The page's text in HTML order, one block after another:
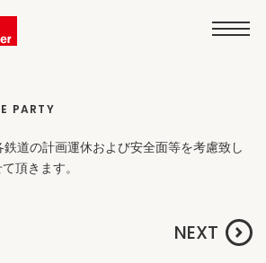
PARTY
道の計画運休および安全面等を考慮致し
頂きます。